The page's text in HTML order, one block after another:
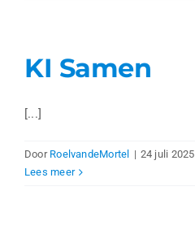
KI Samen
[...]
Door RoelvandeMortel | 24 juli 2025
Lees meer